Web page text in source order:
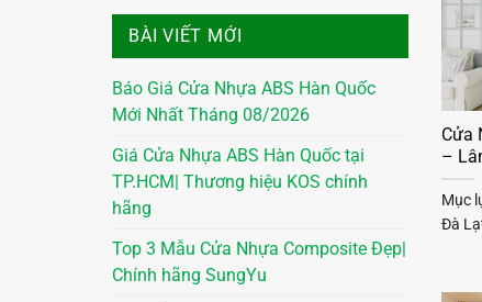
BÀI VIẾT MỚI
Báo Giá Cửa Nhựa ABS Hàn Quốc
Mới Nhất Tháng 08/2026
Giá Cửa Nhựa ABS Hàn Quốc tại
TP.HCM| Thương hiệu KOS chính
hãng
Top 3 Mẫu Cửa Nhựa Composite Đẹp|
Chính hãng SungYu
Cửa
–
Mục
Đà